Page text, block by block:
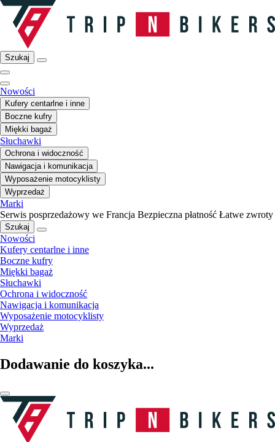
Szukaj
Nowości
Kufery centarlne i inne
Boczne kufry
Miękki bagaż
Słuchawki
Ochrona i widoczność
Nawigacja i komunikacja
Wyposażenie motocyklisty
Wyprzedaż
Marki
Serwis posprzedażowy we Francja Bezpieczna płatność Łatwe zwroty
Szukaj
Nowości
Kufery centarlne i inne
Boczne kufry
Miękki bagaż
Słuchawki
Ochrona i widoczność
Nawigacja i komunikacja
Wyposażenie motocyklisty
Wyprzedaż
Marki
Dodawanie do koszyka...